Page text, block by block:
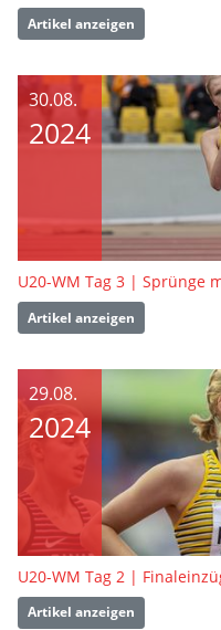
Artikel anzeigen
30.08.
2024
U20-WM Tag 3 | Sprünge
Artikel anzeigen
29.08.
2024
Artikel anzeigen